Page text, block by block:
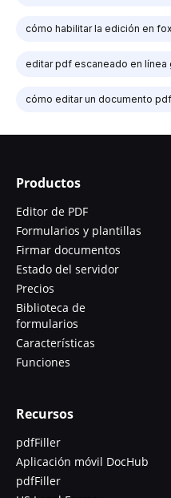
cómo habilitar la edición en
editar pdf escaneado en línea
cómo editar un documento
Productos
Editor de PDF
Formularios y plantillas
Firmar documentos
Estado del servidor
Precios
Biblioteca de
formularios
Características
Funciones
Recursos
pdfFiller
Aplicación móvil DocHub
pdfFiller